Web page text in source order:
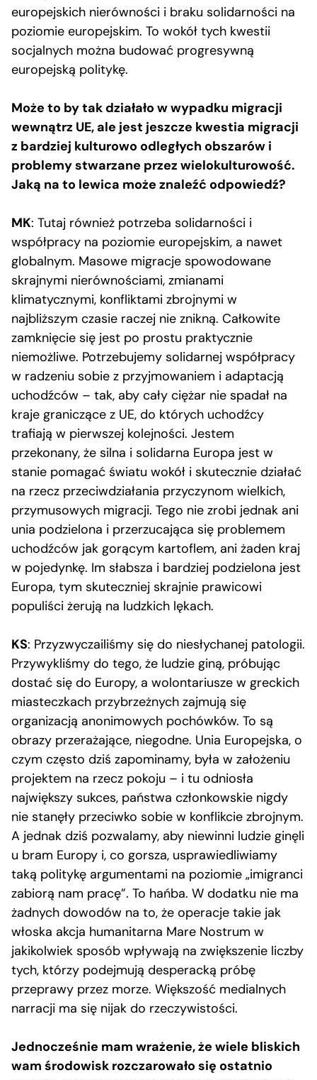
europejskich nierówności i braku solidarności na
poziomie europejskim. To wokół tych kwestii
socjalnych można budować progresywną
europejską politykę.
Może to by tak działało w wypadku migracji
wewnątrz UE, ale jest jeszcze kwestia migracji
z bardziej kulturowo odległych obszarów i
problemy stwarzane przez wielokulturowość.
Jaką na to lewica może znaleźć odpowiedź?
MK: Tutaj również potrzeba solidarności i
współpracy na poziomie europejskim, a nawet
globalnym. Masowe migracje spowodowane
skrajnymi nierównościami, zmianami
klimatycznymi, konfliktami zbrojnymi w
najbliższym czasie raczej nie znikną. Całkowite
zamknięcie się jest po prostu praktycznie
niemożliwe. Potrzebujemy solidarnej współpracy
w radzeniu sobie z przyjmowaniem i adaptacją
uchodźców – tak, aby cały ciężar nie spadał na
kraje graniczące z UE, do których uchodźcy
trafiają w pierwszej kolejności. Jestem
przekonany, że silna i solidarna Europa jest w
stanie pomagać światu wokół i skutecznie działać
na rzecz przeciwdziałania przyczynom wielkich,
przymusowych migracji. Tego nie zrobi jednak ani
unia podzielona i przerzucająca się problemem
uchodźców jak gorącym kartoflem, ani żaden kraj
w pojedynkę. Im słabsza i bardziej podzielona jest
Europa, tym skuteczniej skrajnie prawicowi
populiści żerują na ludzkich lękach.
KS: Przyzwyczailiśmy się do niesłychanej patologii.
Przywykliśmy do tego, że ludzie giną, próbując
dostać się do Europy, a wolontariusze w greckich
miasteczkach przybrzeżnych zajmują się
organizacją anonimowych pochówków. To są
obrazy przerażające, niegodne. Unia Europejska, o
czym często dziś zapominamy, była w założeniu
projektem na rzecz pokoju – i tu odniosła
największy sukces, państwa członkowskie nigdy
nie stanęły przeciwko sobie w konflikcie zbrojnym.
A jednak dziś pozwalamy, aby niewinni ludzie ginęli
u bram Europy i, co gorsza, usprawiedliwiamy
taką politykę argumentami na poziomie „imigranci
zabiorą nam pracę”. To hańba. W dodatku nie ma
żadnych dowodów na to, że operacje takie jak
włoska akcja humanitarna Mare Nostrum w
jakikolwiek sposób wpływają na zwiększenie liczby
tych, którzy podejmują desperacką próbę
przeprawy przez morze. Większość medialnych
narracji ma się nijak do rzeczywistości.
Jednocześnie mam wrażenie, że wiele bliskich
wam środowisk rozczarowało się ostatnio